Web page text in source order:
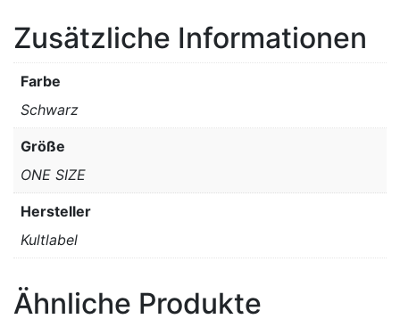
Zusätzliche Informationen
Farbe
Schwarz
Größe
ONE SIZE
Hersteller
Kultlabel
Ähnliche Produkte